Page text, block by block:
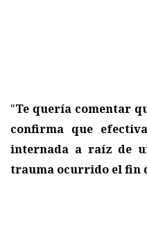
"Te quería comentar
confirma que
internada a raíz de
trauma ocurrido el fin